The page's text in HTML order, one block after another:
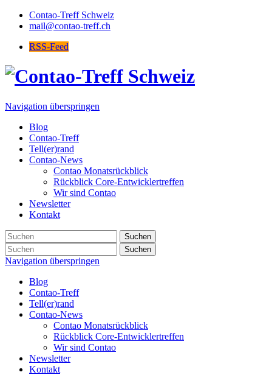
Contao-Treff Schweiz
mail@contao-treff.ch
RSS-Feed
Navigation überspringen
Blog
Contao-Treff
Tell(er)rand
Contao-News
Contao Monatsrückblick
Rückblick Core-Entwicklertreffen
Wir sind Contao
Newsletter
Kontakt
Suchen
Suchen
Navigation überspringen
Blog
Contao-Treff
Tell(er)rand
Contao-News
Contao Monatsrückblick
Rückblick Core-Entwicklertreffen
Wir sind Contao
Newsletter
Kontakt